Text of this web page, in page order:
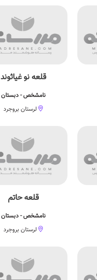
قلعه نو غیاثوند
نامشخص - دبستان
لرستان بروجرد
قلعه حاتم
نامشخص - دبستان
لرستان بروجرد